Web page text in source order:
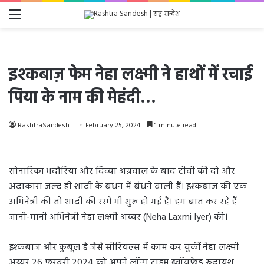
Menu
इश्कबाज़ फेम नेहा लक्ष्मी ने हाथों में रचाई
पिया के नाम की मेहंदी…
RashtraSandesh February 25, 2024 1 minute read
सोनारिका भदौरिया और दिव्या अग्रवाल के बाद टीवी की दो और
अदाकारा जल्द ही शादी के बंधन में बंधने वाली हैं। इश्कबाज की एक
अभिनेत्री की तो शादी की रस्में भी शुरू हो गई हैं। हम बात कर रहे हैं
जानी-मानी अभिनेत्री नेहा लक्ष्मी अय्यर (Neha Laxmi Iyer) की।
इश्कबाज और कुबूल है जैसे सीरियल्स में काम कर चुकीं नेहा लक्ष्मी